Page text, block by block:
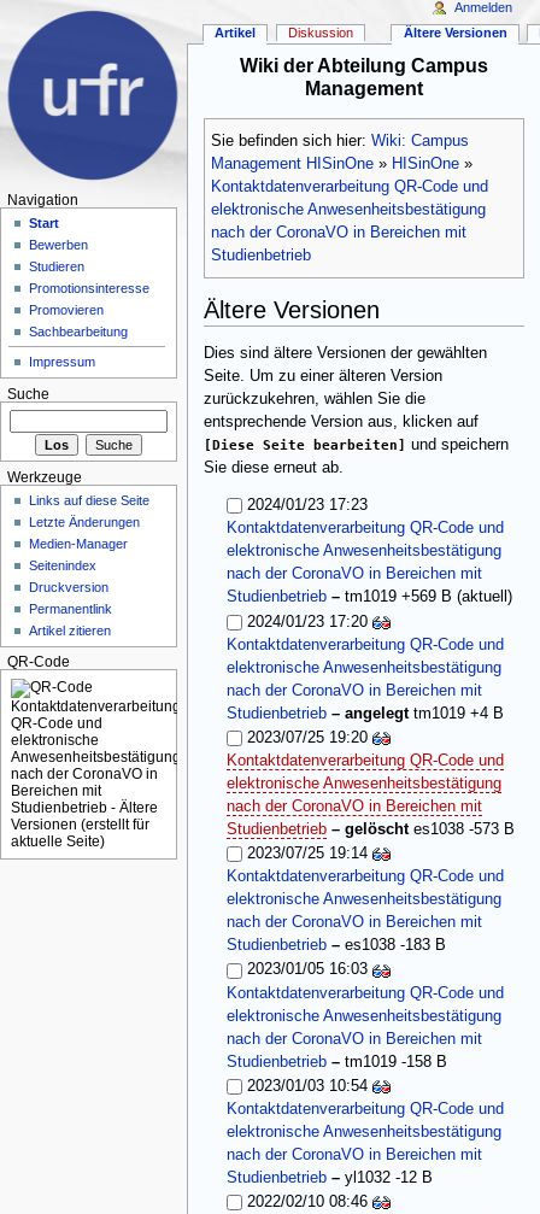
Wiki der Abteilung Campus
Management
Sie befinden sich hier: Wiki: Campus
Management HISinOne» HISinOne»
Kontaktdatenverarbeitung QR-Code und
elektronische Anwesenheitsbestätigung
nach der CoronaVO in Bereichen mit
Studienbetrieb
Ältere Versionen
Dies sind ältere Versionen der gewählten
Seite. Um zu einer älteren Version
zurückzukehren, wählen Sie die
entsprechende Version aus, klicken auf
[Diese Seite bearbeiten] und speichern
Sie diese erneut ab.
2024/01/23 17:23
Kontaktdatenverarbeitung QR-Code und
elektronische Anwesenheitsbestätigung
nach der CoronaVO in Bereichen mit
Studienbetrieb – tm1019 +569 B (aktuell)
2024/01/23 17:20
Kontaktdatenverarbeitung QR-Code und
elektronische Anwesenheitsbestätigung
nach der CoronaVO in Bereichen mit
Studienbetrieb – angelegt tm1019 +4 B
2023/07/25 19:20
Kontaktdatenverarbeitung QR-Code und
elektronische Anwesenheitsbestätigung
nach der CoronaVO in Bereichen mit
Studienbetrieb – gelöscht es1038 -573 B
2023/07/25 19:14
Kontaktdatenverarbeitung QR-Code und
elektronische Anwesenheitsbestätigung
nach der CoronaVO in Bereichen mit
Studienbetrieb – es1038 -183 B
2023/01/05 16:03
Kontaktdatenverarbeitung QR-Code und
elektronische Anwesenheitsbestätigung
nach der CoronaVO in Bereichen mit
Studienbetrieb – tm1019 -158 B
2023/01/03 10:54
Kontaktdatenverarbeitung QR-Code und
elektronische Anwesenheitsbestätigung
nach der CoronaVO in Bereichen mit
Studienbetrieb – yl1032 -12 B
2022/02/10 08:46
Artikel Diskussion Ältere Versionen
Anmelden
Navigation
Start
Bewerben
Studieren
Promotionsinteresse
Promovieren
Sachbearbeitung
Impressum
Suche
Werkzeuge
Links auf diese Seite
Letzte Änderungen
Medien-Manager
Seitenindex
Druckversion
Permanentlink
Artikel zitieren
QR-Code